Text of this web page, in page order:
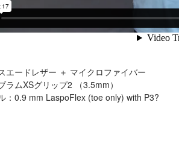
エードレザー ＋ マイクロファイバー
ラムXSグリップ2 （3.5mm）
：0.9 mm LaspoFlex (toe only) with P3?